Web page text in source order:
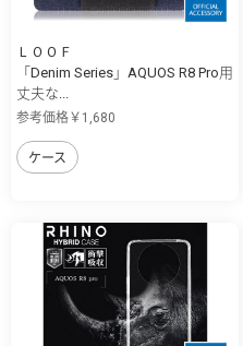
ＬＯＯＦ
「Denim Series」AQUOS R8 Pro用
丈夫な...
参考価格￥1,680
ケース